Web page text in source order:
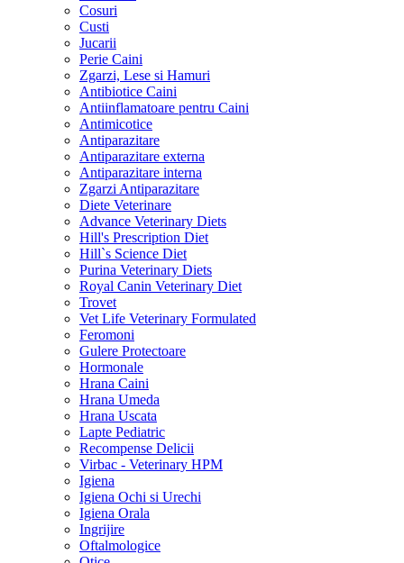
Cosuri
Custi
Jucarii
Perie Caini
Zgarzi, Lese si Hamuri
Antibiotice Caini
Antiinflamatoare pentru Caini
Antimicotice
Antiparazitare
Antiparazitare externa
Antiparazitare interna
Zgarzi Antiparazitare
Diete Veterinare
Advance Veterinary Diets
Hill's Prescription Diet
Hill`s Science Diet
Purina Veterinary Diets
Royal Canin Veterinary Diet
Trovet
Vet Life Veterinary Formulated
Feromoni
Gulere Protectoare
Hormonale
Hrana Caini
Hrana Umeda
Hrana Uscata
Lapte Pediatric
Recompense Delicii
Virbac - Veterinary HPM
Igiena
Igiena Ochi si Urechi
Igiena Orala
Ingrijire
Oftalmologice